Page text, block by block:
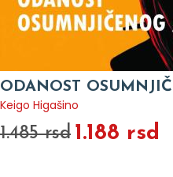
ODANOST
Keigo Higašino
1.485 rsd 1.188 rsd